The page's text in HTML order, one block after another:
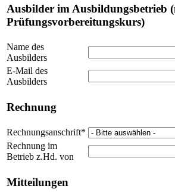
Ausbilder im Ausbildungsbetrieb
Prüfungsvorbereitungskurs)
Name des
Ausbilders
E-Mail des
Ausbilders
Rechnung
Rechnungsanschrift*
Rechnung im
Betrieb z.Hd. von
Mitteilungen